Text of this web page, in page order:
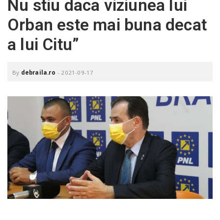
a
v
i
a
i
Nu stiu daca viziunea lui
Orban este mai buna decat
a lui Citu”
By debraila.ro - 2021-09-17